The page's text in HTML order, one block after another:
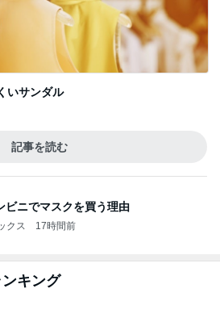
いサンダル
記事を読む
ビニでマスクを買う理由
クス 17時間前
キング